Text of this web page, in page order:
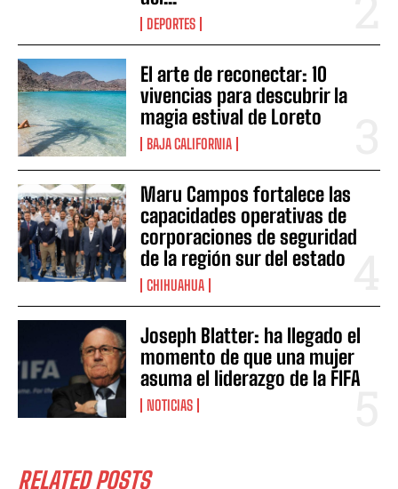
DEPORTES
El arte de reconectar: 10
vivencias para descubrir la
magia estival de Loreto
BAJA CALIFORNIA
Maru Campos fortalece las
capacidades operativas de
corporaciones de seguridad
de la región sur del estado
CHIHUAHUA
Joseph Blatter: ha llegado el
momento de que una mujer
asuma el liderazgo de la FIFA
NOTICIAS
RELATED POSTS